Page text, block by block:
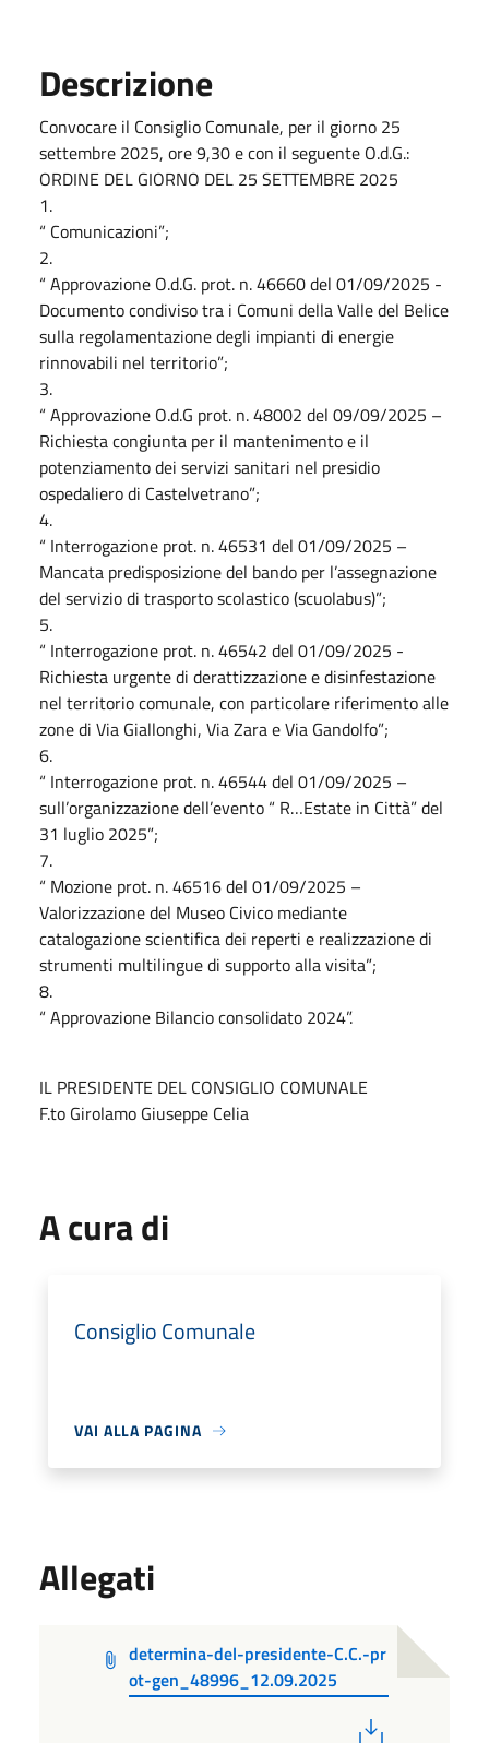
Descrizione
Convocare il Consiglio Comunale, per il giorno 25
settembre 2025, ore 9,30 e con il seguente O.d.G.:
ORDINE DEL GIORNO DEL 25 SETTEMBRE 2025
1.
“ Comunicazioni”;
2.
“ Approvazione O.d.G. prot. n. 46660 del 01/09/2025 -
Documento condiviso tra i Comuni della Valle del Belice
sulla regolamentazione degli impianti di energie
rinnovabili nel territorio”;
3.
“ Approvazione O.d.G prot. n. 48002 del 09/09/2025 –
Richiesta congiunta per il mantenimento e il
potenziamento dei servizi sanitari nel presidio
ospedaliero di Castelvetrano”;
4.
“ Interrogazione prot. n. 46531 del 01/09/2025 –
Mancata predisposizione del bando per l’assegnazione
del servizio di trasporto scolastico (scuolabus)”;
5.
“ Interrogazione prot. n. 46542 del 01/09/2025 -
Richiesta urgente di derattizzazione e disinfestazione
nel territorio comunale, con particolare riferimento alle
zone di Via Giallonghi, Via Zara e Via Gandolfo”;
6.
“ Interrogazione prot. n. 46544 del 01/09/2025 –
sull’organizzazione dell’evento “ R…Estate in Città” del
31 luglio 2025”;
7.
“ Mozione prot. n. 46516 del 01/09/2025 –
Valorizzazione del Museo Civico mediante
catalogazione scientifica dei reperti e realizzazione di
strumenti multilingue di supporto alla visita”;
8.
“ Approvazione Bilancio consolidato 2024”.
IL PRESIDENTE DEL CONSIGLIO COMUNALE
F.to Girolamo Giuseppe Celia
A cura di
Consiglio Comunale
VAI ALLA PAGINA
Allegati
determina-del-presidente-C.C.-pr
ot-gen_48996_12.09.2025